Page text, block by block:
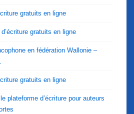
gratuits en ligne
gratuits en ligne
en fédération Wallonie –
gratuits en ligne
plateforme d’écriture pour auteurs